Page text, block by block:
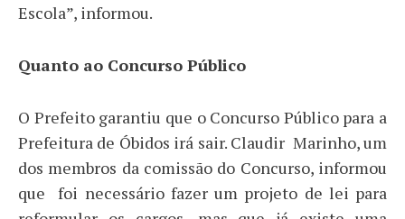
Escola”, informou.
Quanto ao Concurso Público
O Prefeito garantiu que o Concurso Público para a
Prefeitura de Óbidos irá sair. Claudir Marinho, um
dos membros da comissão do Concurso, informou
que foi necessário fazer um projeto de lei para